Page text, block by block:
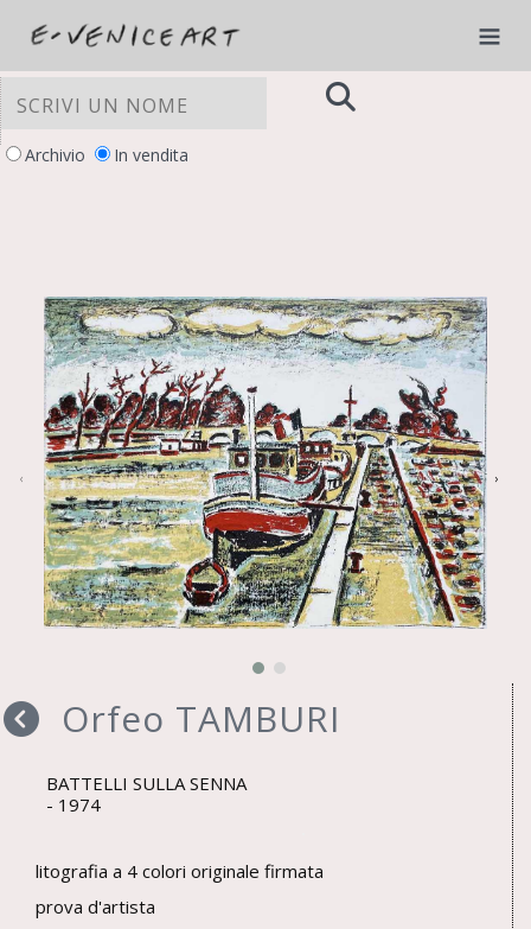
Archivio In vendita
‹ ›
Orfeo TAMBURI
BATTELLI SULLA SENNA
1974
litografia a 4 colori originale firmata
prova d'artista